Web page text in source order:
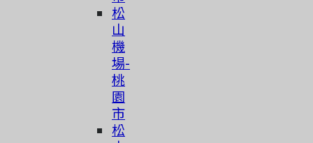
松
山
機
場-
桃
園
市
松